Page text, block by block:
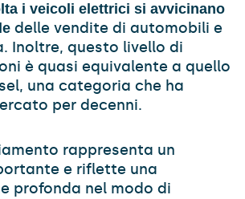
i veicoli elettrici si avvicinano
delle vendite di automobili e
Inoltre, questo livello di
è quasi equivalente a quello
una categoria che ha
per decenni.
rappresenta un
e riflette una
profonda nel modo di